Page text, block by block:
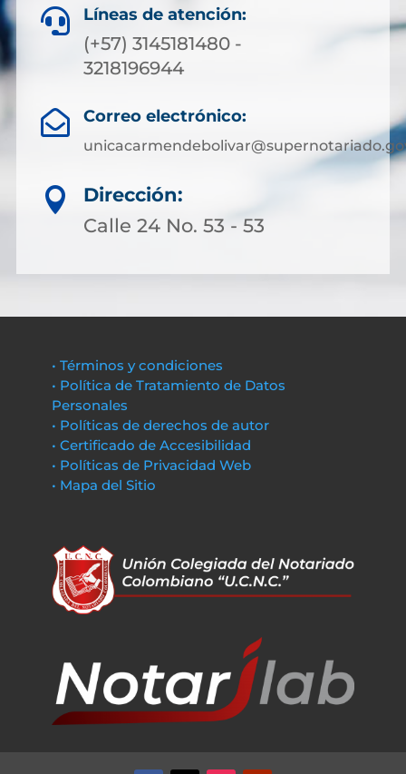
 Líneas de atención:
(+57) 3145181480 -
3218196944
 Correo electrónico:

Dirección:
Calle 24 No. 53 - 53
• Términos y condiciones
• Política de Tratamiento de Datos
Personales
• Políticas de derechos de autor
• Certificado de Accesibilidad
• Políticas de Privacidad Web
• Mapa del Sitio